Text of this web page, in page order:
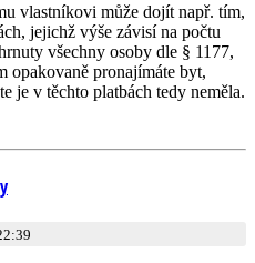
vlastníkovi může dojít např. tím,
jejichž výše závisí na počtu
všechny osoby dle § 1177,
opakovaně pronajímáte byt,
je v těchto platbách tedy neměla.